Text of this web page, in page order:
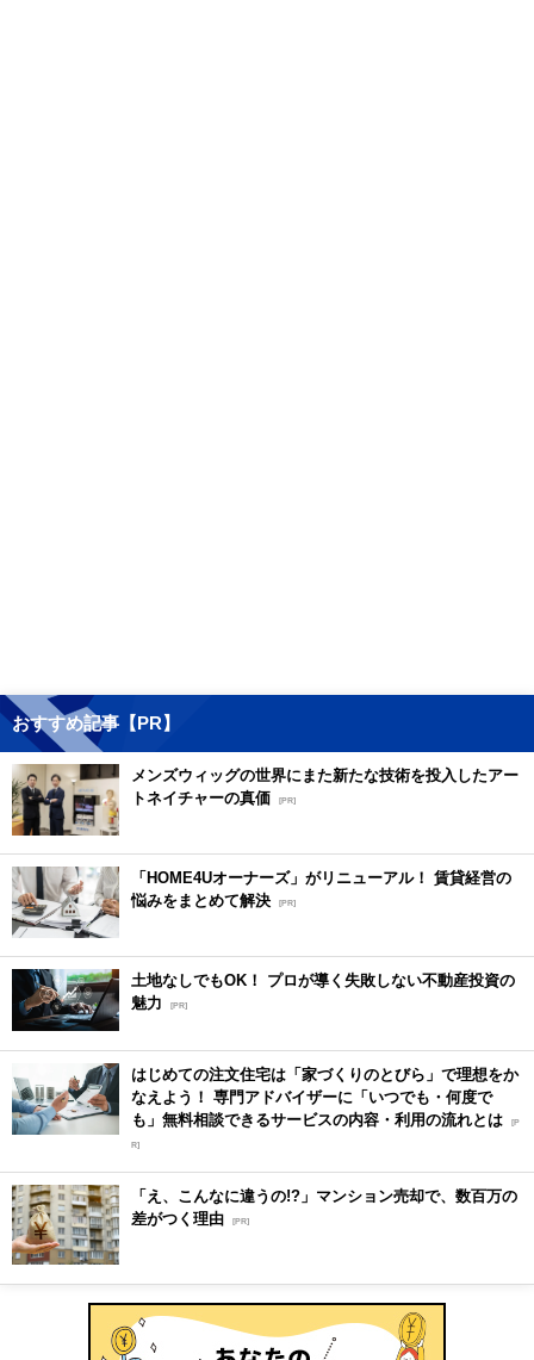
おすすめ記事【PR】
メンズウィッグの世界にまた新たな技術を投入したアー
トネイチャーの真価 [PR]
「HOME4Uオーナーズ」がリニューアル！ 賃貸経営の
悩みをまとめて解決 [PR]
土地なしでもOK！ プロが導く失敗しない不動産投資の
魅力
[PR]
はじめての注文住宅は「家づくりのとびら」で理想をか
なえよう！ 専門アドバイザーに「いつでも・何度で
も」無料相談できるサービスの内容・利用の流れとは [P
R]
「え、こんなに違うの!?」マンション売却で、数百万の
差がつく理由 [PR]